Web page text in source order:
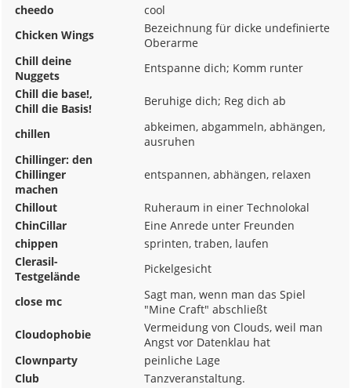
cheedo
cool
Chicken Wings
Bezeichnung für dicke undefinierte
Oberarme
Chill deine
Nuggets
Entspanne dich; Komm runter
Chill die base!,
Chill die Basis!
Beruhige dich; Reg dich ab
chillen
abkeimen, abgammeln, abhängen,
ausruhen
Chillinger: den
Chillinger
machen
entspannen, abhängen, relaxen
Chillout
Ruheraum in einer Technolokal
ChinCillar
Eine Anrede unter Freunden
chippen
sprinten, traben, laufen
Clerasil-
Testgelände
Pickelgesicht
close mc
Sagt man, wenn man das Spiel
"Mine Craft" abschließt
Cloudophobie
Vermeidung von Clouds, weil man
Angst vor Datenklau hat
Clownparty
peinliche Lage
Club
Tanzveranstaltung.